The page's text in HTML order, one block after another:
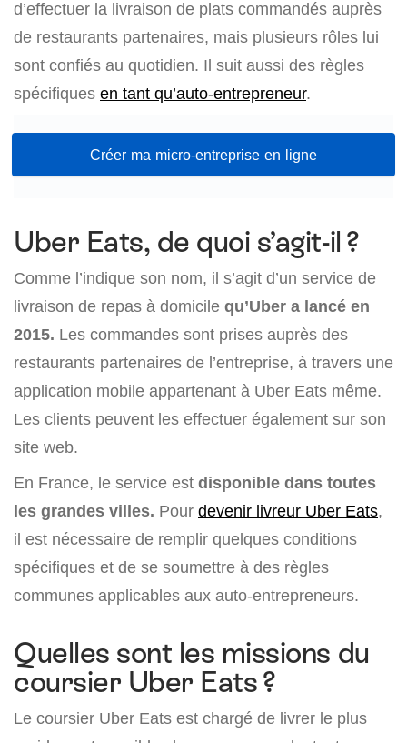
d’effectuer la livraison de plats commandés auprès
de restaurants partenaires, mais plusieurs rôles lui
sont confiés au quotidien. Il suit aussi des règles
spécifiques en tant qu’auto-entrepreneur.
Créer ma micro-entreprise en ligne
Uber Eats, de quoi s’agit-il ?
Comme l’indique son nom, il s’agit d’un service de
livraison de repas à domicile qu’Uber a lancé en
2015. Les commandes sont prises auprès des
restaurants partenaires de l’entreprise, à travers une
application mobile appartenant à Uber Eats même.
Les clients peuvent les effectuer également sur son
site web.
En France, le service est disponible dans toutes
les grandes villes. Pour devenir livreur Uber Eats,
il est nécessaire de remplir quelques conditions
spécifiques et de se soumettre à des règles
communes applicables aux auto-entrepreneurs.
Quelles sont les missions du
coursier Uber Eats ?
Le coursier Uber Eats est chargé de livrer le plus